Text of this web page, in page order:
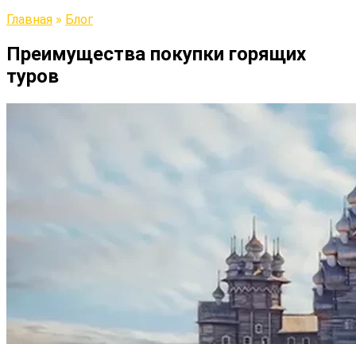
Главная » Блог
Преимущества покупки горящих
туров